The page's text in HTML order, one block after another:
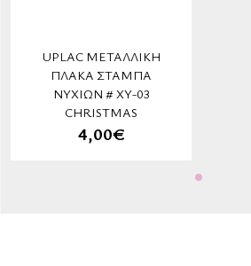
UPLAC ΜΕΤΑΛΛΙΚΉ
ΠΛΆΚΑ ΣΤΆΜΠΑ
ΝΥΧΙΏΝ # XY-03
CHRISTMAS
4,00€